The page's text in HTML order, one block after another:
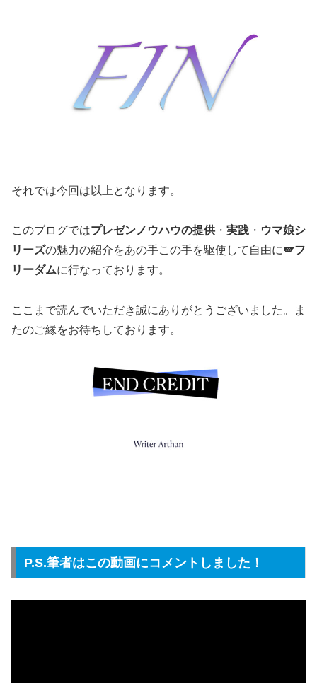
それでは今回は以上となります。
このブログではプレゼンノウハウの提供 ・ 実践 ・ ウマ娘シ
リーズの魅力の紹介をあの手この手を駆使して自由に🪽フ
リーダムに行なっております。
ここまで読んでいただき誠にありがとうございました。ま
たのご縁をお待ちしております。
P.S.筆者はこの動画にコメントしました！